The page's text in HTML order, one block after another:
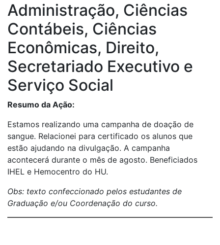
Administração, Ciências
Contábeis, Ciências
Econômicas, Direito,
Secretariado Executivo e
Serviço Social
Resumo da Ação:
Estamos realizando uma campanha de doação de
sangue. Relacionei para certificado os alunos que
estão ajudando na divulgação. A campanha
acontecerá durante o mês de agosto. Beneficiados
IHEL e Hemocentro do HU.
Obs: texto confeccionado pelos estudantes de
Graduação e/ou Coordenação do curso.